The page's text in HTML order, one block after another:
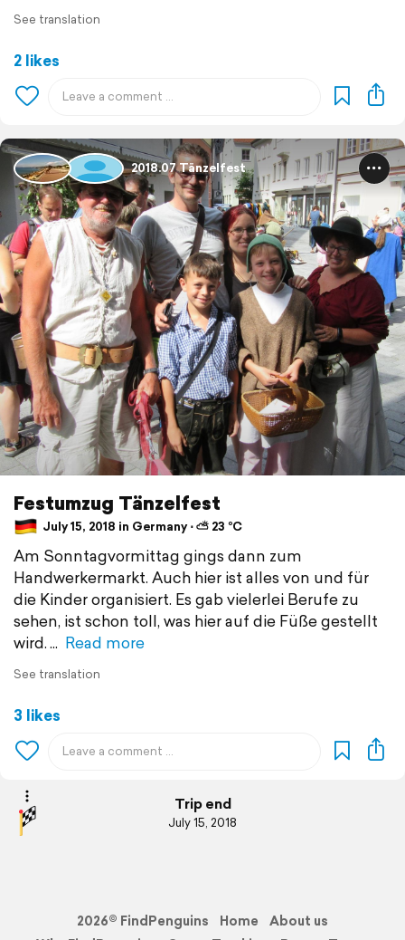
See translation
2 likes
2018.07 Tänzelfest
Festumzug Tänzelfest
July 15, 2018 in Germany ⋅ ⛅ 23 °C
Am Sonntagvormittag gings dann zum
Handwerkermarkt. Auch hier ist alles von und für
die Kinder organisiert. Es gab vielerlei Berufe zu
sehen, ist schon toll, was hier auf die Füße gestellt
wird.
Read more
See translation
3 likes
Trip end
July 15, 2018
2026© FindPenguins Home
About us